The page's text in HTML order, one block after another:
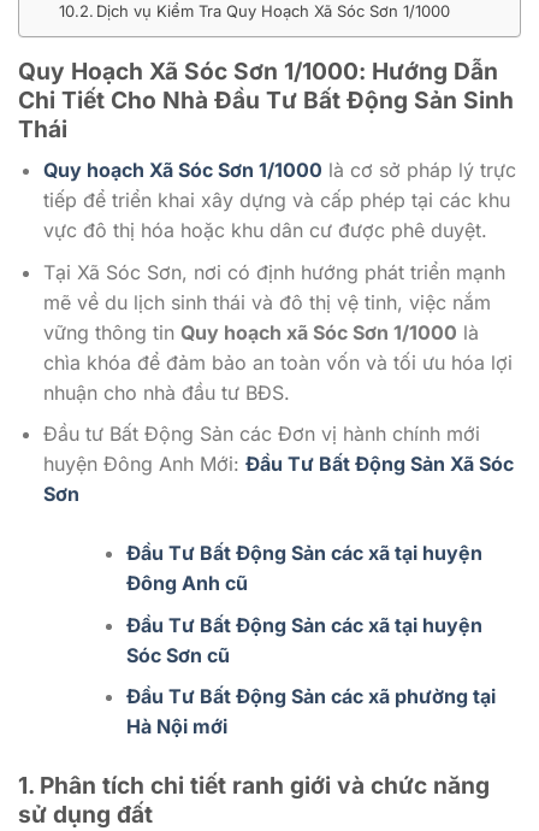
Dịch vụ Kiểm Tra Quy Hoạch Xã Sóc Sơn 1/1000
Quy Hoạch Xã Sóc Sơn 1/1000: Hướng Dẫn
Chi Tiết Cho Nhà Đầu Tư Bất Động Sản Sinh
Thái
Quy hoạch Xã Sóc Sơn 1/1000 là cơ sở pháp lý trực
tiếp để triển khai xây dựng và cấp phép tại các khu
vực đô thị hóa hoặc khu dân cư được phê duyệt.
Tại Xã Sóc Sơn, nơi có định hướng phát triển mạnh
mẽ về du lịch sinh thái và đô thị vệ tinh, việc nắm
vững thông tin Quy hoạch xã Sóc Sơn 1/1000 là
chìa khóa để đảm bảo an toàn vốn và tối ưu hóa lợi
nhuận cho nhà đầu tư BĐS.
Đầu tư Bất Động Sản các Đơn vị hành chính mới
huyện Đông Anh Mới: Đầu Tư Bất Động Sản Xã Sóc
Sơn
Đầu Tư Bất Động Sản các xã tại huyện
Đông Anh cũ
Đầu Tư Bất Động Sản các xã tại huyện
Sóc Sơn cũ
Đầu Tư Bất Động Sản các xã phường tại
Hà Nội mới
1. Phân tích chi tiết ranh giới và chức năng
sử dụng đất